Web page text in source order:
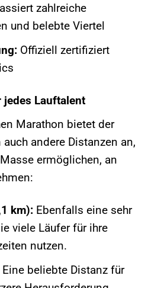
zahlreiche
und belebte Viertel
Offiziell zertifiziert
jedes Lauftalent
Marathon bietet der
andere Distanzen an,
ermöglichen, an
km):Ebenfalls eine sehr
viele Läufer für ihre
nutzen.
beliebte Distanz für